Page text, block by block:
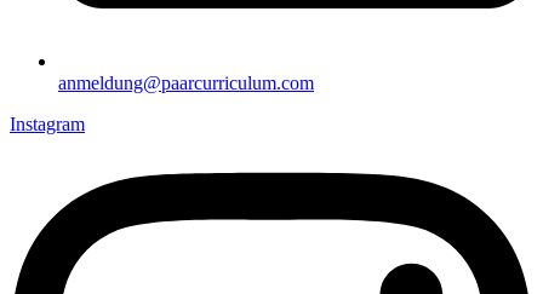
anmeldung@paarcurriculum.com
Instagram